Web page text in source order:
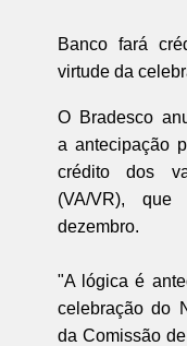
Banco fará
virtude da
O Bradesco
a antecipação
crédito dos
(VA/VR),
dezembro.
"A lógica é
celebração do
da Comissão